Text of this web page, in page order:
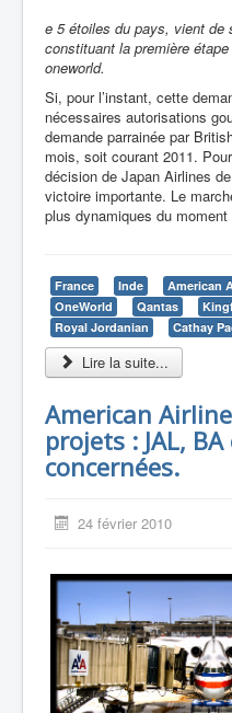
e 5 étoiles du pays, vient de
constituant la première
oneworld.
Si, pour l’instant, cette
nécessaires autorisations
demande parrainée par
mois, soit courant 2011.
décision de Japan Airlines
victoire importante. Le
plus dynamiques du
France Inde American
OneWorld
Qantas
Royal Jordanian
Cathay
Lire la suite...
American
projets : JAL,
concernées.
24 février 2010